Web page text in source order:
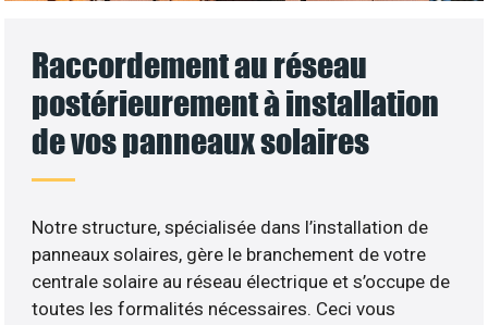
Raccordement au réseau
postérieurement à installation
de vos panneaux solaires
Notre structure, spécialisée dans l’installation de
panneaux solaires, gère le branchement de votre
centrale solaire au réseau électrique et s’occupe de
toutes les formalités nécessaires. Ceci vous